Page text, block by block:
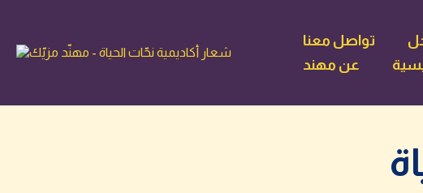
تواصل معنا
عن مهند